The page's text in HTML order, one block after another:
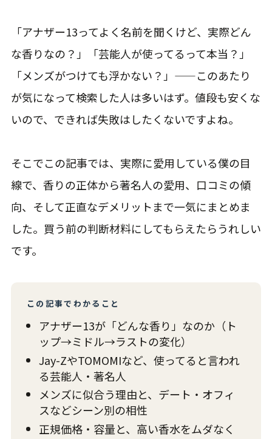
「アナザー13ってよく名前を聞くけど、実際どん
な香りなの？」「芸能人が使ってるって本当？」
「メンズがつけても浮かない？」——このあたり
が気になって検索した人は多いはず。値段も安くな
いので、できれば失敗はしたくないですよね。
そこでこの記事では、実際に愛用している僕の目
線で、香りの正体から著名人の愛用、口コミの傾
向、そして正直なデメリットまで一気にまとめま
した。買う前の判断材料にしてもらえたらうれしい
です。
この記事でわかること
アナザー13が「どんな香り」なのか（ト
ップ→ミドル→ラストの変化）
Jay-ZやTOMOMIなど、使ってると言われ
る芸能人・著名人
メンズに似合う理由と、デート・オフィ
スなどシーン別の相性
正規価格・容量と、高い香水をムダなく